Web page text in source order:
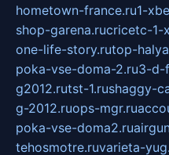
hometown-france.ru1-
shop-garena.rucricetc-1-
one-life-story.rutop-
poka-vse-doma-2.ru3-d-
g2012.rutst-1.rushaggy-
g-2012.ruops-mgr.ru
poka-vse-doma2.ru
tehosmotre.ruvarieta-